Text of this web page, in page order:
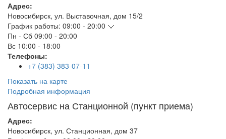
Адрес:
Новосибирск, ул. Выставочная, дом 15/2
График работы: 09:00 - 20:00
Пн - Сб 09:00 - 20:00
Вс 10:00 - 18:00
Телефоны:
+7 (383) 383-07-11
Показать на карте
Подробная информация
Автосервис на Станционной (пункт приема)
Адрес:
Новосибирск, ул. Станционная, дом 37